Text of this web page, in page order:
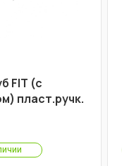
FIT (с
пласт.ручк.